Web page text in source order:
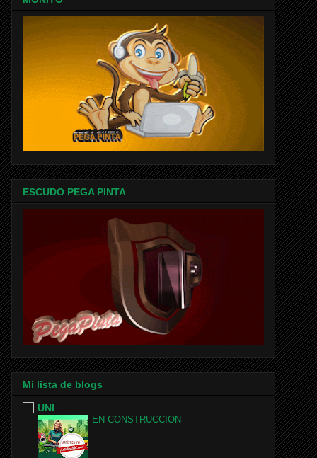
ESCUDO PEGA PINTA
Mi lista de blogs
UNI
EN CONSTRUCCION